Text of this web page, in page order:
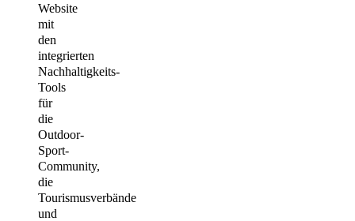
Website
mit
den
integrierten
Nachhaltigkeits-
Tools
für
die
Outdoor-
Sport-
Community,
die
Tourismusverbände
und